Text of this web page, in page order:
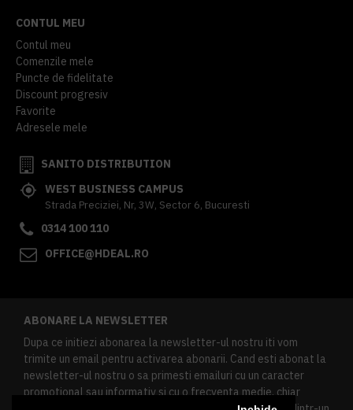
CONTUL MEU
Contul meu
Comenzile mele
Puncte de fidelitate
Discount progresiv
Favorite
Adresele mele
SANITO DISTRIBUTION
WEST BUSINESS CAMPUS
Strada Preciziei, Nr, 3W, Sector 6, Bucuresti
0314 100 110
OFFICE@HDEAL.RO
ABONARE LA NEWSLETTER
Dupa ce initiezi abonarea la newsletter-ul nostru iti vom
trimite un email pentru activarea abonarii. Cand esti abonat la
newsletter-ul nostru o sa primesti emailuri cu un caracter
promotional sau informativ si cu o frecventa medie, chiar